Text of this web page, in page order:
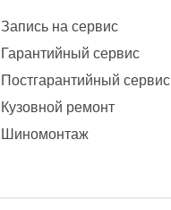
Запись на сервис
Гарантийный сервис
Постгарантийный сервис
Кузовной ремонт
Шиномонтаж